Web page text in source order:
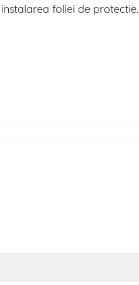
foliei de protectie.